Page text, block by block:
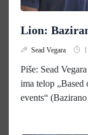
Lion:
Sead Vegara
Piše: Sead
ima telop „Based
events“